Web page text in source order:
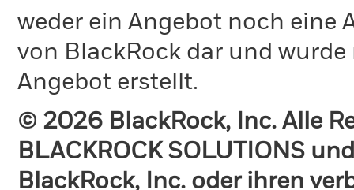
weder ein Angebot noch eine
von BlackRock dar und
Angebot erstellt.
© 2026 BlackRock, Inc. Alle
BLACKROCK SOLUTIONS
BlackRock, Inc. oder ihren